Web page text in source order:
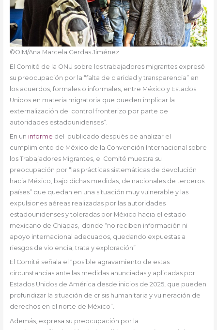
©OIM/Ana Marcela Cerdas Jiménez
El Comité de la ONU sobre los trabajadores migrantes expresó
su preocupación por la “falta de claridad y transparencia” en
los acuerdos, formales o informales, entre México y Estados
Unidos en materia migratoria que pueden implicar la
externalización del control fronterizo por parte de
autoridades estadounidenses”.
En un informe del publicado después de analizar el
cumplimiento de México de la Convención Internacional sobre
los Trabajadores Migrantes, el Comité muestra su
preocupación por “las prácticas sistemáticas de devolución
hacia México, bajo dichas medidas, de nacionales de terceros
países” que quedan en una situación muy vulnerable y las
expulsiones aéreas realizadas por las autoridades
estadounidenses y toleradas por México hacia el estado
mexicano de Chiapas, donde “no reciben información ni
apoyo internacional adecuados, quedando expuestas a
riesgos de violencia, trata y exploración”
El Comité señala el “posible agravamiento de estas
circunstancias ante las medidas anunciadas y aplicadas por
Estados Unidos de América desde inicios de 2025, que pueden
profundizar la situación de crisis humanitaria y vulneración de
derechos en el norte de México”.
Además, expresa su preocupación por la